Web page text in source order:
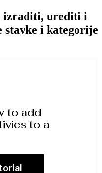
izraditi, urediti i
stavke i kategorije